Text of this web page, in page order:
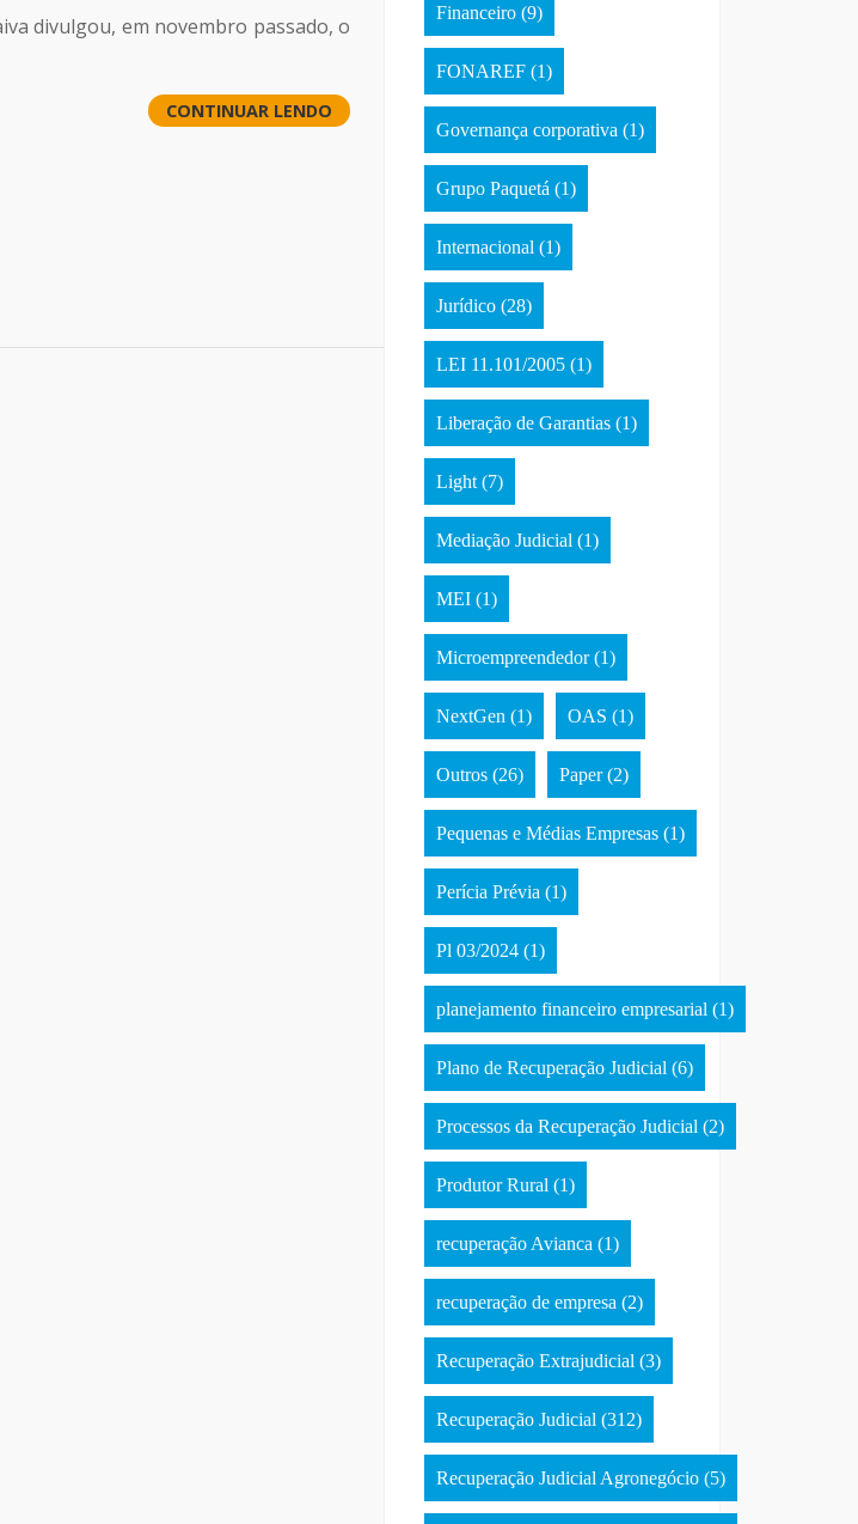
divulgou, em novembro passado, o
CONTINUAR LENDO
Financeiro (9)
FONAREF (1)
Governança corporativa (1)
Grupo Paquetá (1)
Internacional (1)
Jurídico (28)
LEI 11.101/2005 (1)
Liberação de Garantias (1)
Light (7)
Mediação Judicial (1)
MEI (1)
Microempreendedor (1)
NextGen (1) OAS (1)
Outros (26) Paper (2)
Pequenas e Médias Empresas (1)
Perícia Prévia (1)
Pl 03/2024 (1)
planejamento financeiro empresarial (1)
Plano de Recuperação Judicial (6)
Processos da Recuperação Judicial (2)
Produtor Rural (1)
recuperação Avianca (1)
recuperação de empresa (2)
Recuperação Extrajudicial (3)
Recuperação Judicial (312)
Recuperação Judicial Agronegócio (5)